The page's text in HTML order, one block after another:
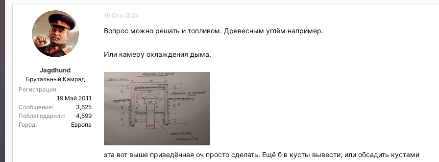
Jagdhund
Брутальный Камрад
Регистрация
19 Май 2011
Сообщения
3,625
Поблагодарили
4,599
Город
Европа
19 Сен 2024
Вопрос можно решать и топливом. Древесным углём например.
Или камеру охлаждения дыма,
эта вот выше приведённая оч просто сделать. Ещё б в кусты вывести, или обсадить кустами